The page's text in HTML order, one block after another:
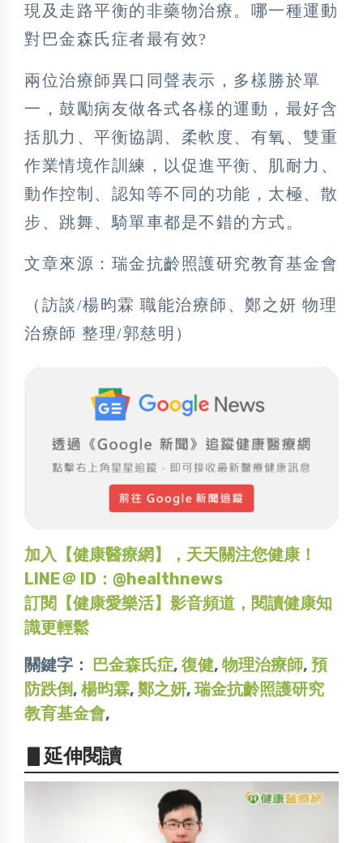
現及走路平衡的非藥物治療。哪一種運動
對巴金森氏症者最有效?
兩位治療師異口同聲表示，多樣勝於單
一，鼓勵病友做各式各樣的運動，最好含
括肌力、平衡協調、柔軟度、有氧、雙重
作業情境作訓練，以促進平衡、肌耐力、
動作控制、認知等不同的功能，太極、散
步、跳舞、騎單車都是不錯的方式。
文章來源：瑞金抗齡照護研究教育基金會
（訪談/楊昀霖 職能治療師、鄭之妍 物理
治療師 整理/郭慈明）
加入【健康醫療網】，天天關注您健康！
LINE＠ ID：@healthnews
訂閱【健康愛樂活】影音頻道，閱讀健康知
識更輕鬆
關鍵字： 巴金森氏症, 復健, 物理治療師, 預
防跌倒, 楊昀霖, 鄭之妍, 瑞金抗齡照護研究
教育基金會,
▋延伸閱讀